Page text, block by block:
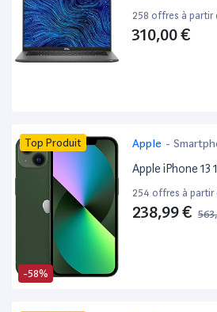
258 offres à partir
310,00 €
-58%
Top Produit Apple -
Apple iPhone 13
254 offres à partir
238,99 €